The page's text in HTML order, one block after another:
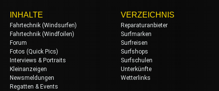
INHALTE
Fahrtechnik (Windsurfen)
Fahrtechnik (Windfoilen)
Forum
Fotos (Quick Pics)
Interviews & Portraits
Kleinanzeigen
Newsmeldungen
Regatten & Events
VERZEICHNIS
Reparaturanbieter
Surfmarken
Surfreisen
Surfshops
Surfschulen
Unterkünfte
Wetterlinks